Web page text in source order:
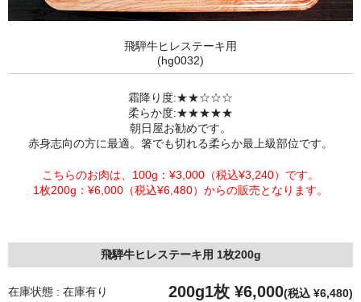
飛騨牛ヒレステーキ用
(hg0032)
霜降り度:★★☆☆☆
柔らか度:★★★★★
朝日屋お勧めです。
赤身志向の方に最適。箸でも切れる柔らか最上級部位です。
こちらのお肉は、100g：¥3,000（税込¥3,240）です。
1枚200g：¥6,000（税込¥6,480）からの販売となります。
飛騨牛ヒレステーキ用 1枚200g
在庫状態 : 在庫有り 200g1枚 ¥6,000(税込 ¥6,480)